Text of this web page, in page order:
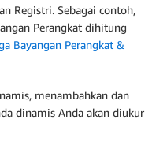
Registri. Sebagai contoh,
Perangkat dihitung
Bayangan Perangkat &
menambahkan dan
dinamis Anda akan diukur